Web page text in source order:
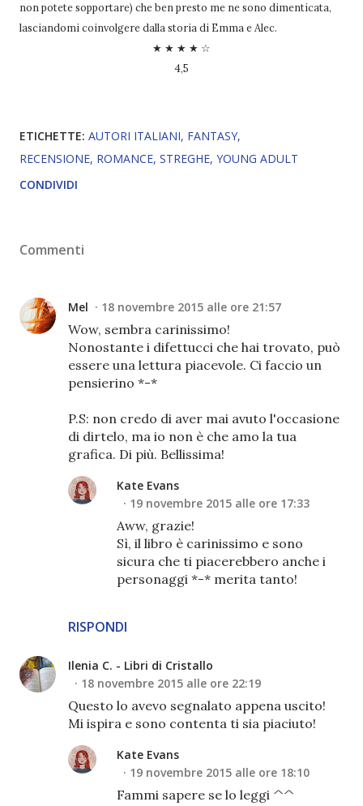
non potete sopportare) che ben presto me ne sono dimenticata,
lasciandomi coinvolgere dalla storia di Emma e Alec.
★ ★ ★ ★ ☆
4,5
ETICHETTE: AUTORI ITALIANI FANTASY
RECENSIONE ROMANCE STREGHE YOUNG ADULT
CONDIVIDI
Commenti
Mel 18 novembre 2015 alle ore 21:57
Wow, sembra carinissimo!
Nonostante i difettucci che hai trovato, può
essere una lettura piacevole. Ci faccio un
pensierino *-*
P.S: non credo di aver mai avuto l'occasione
di dirtelo, ma io non è che amo la tua
grafica. Di più. Bellissima!
RISPONDI
Kate Evans
19 novembre 2015 alle ore 17:33
Aww, grazie!
Sì, il libro è carinissimo e sono
sicura che ti piacerebbero anche i
personaggi *-* merita tanto!
Ilenia C. - Libri di Cristallo
18 novembre 2015 alle ore 22:19
Questo lo avevo segnalato appena uscito!
Mi ispira e sono contenta ti sia piaciuto!
Kate Evans
19 novembre 2015 alle ore 18:10
Fammi sapere se lo leggi ^^